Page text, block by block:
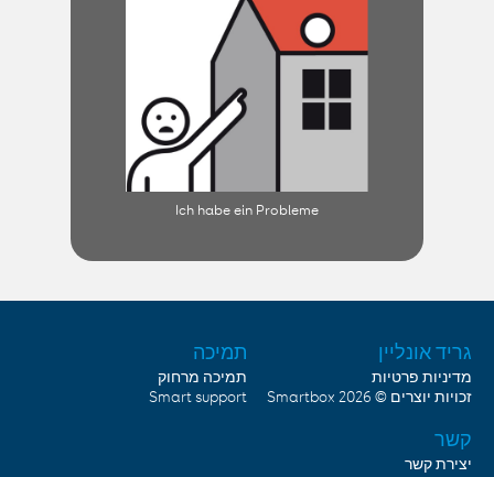
Ich habe ein Probleme
גריד אונליין
מדיניות פרטיות
זכויות יוצרים © 2026
Smartbox
תמיכה
תמיכה מרחוק
Smart support
קשר
יצירת קשר